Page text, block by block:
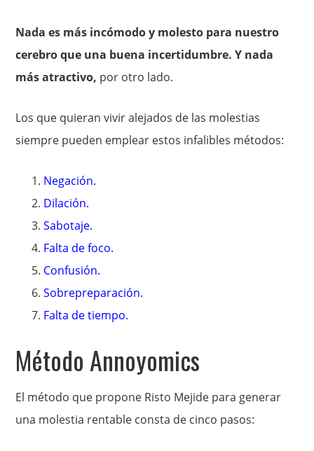
Nada es más incómodo y molesto para nuestro
cerebro que una buena incertidumbre. Y nada
más atractivo, por otro lado.
Los que quieran vivir alejados de las molestias
siempre pueden emplear estos infalibles métodos:
Negación.
Dilación.
Sabotaje.
Falta de foco.
Confusión.
Sobrepreparación.
Falta de tiempo.
Método Annoyomics
El método que propone Risto Mejide para generar
una molestia rentable consta de cinco pasos: